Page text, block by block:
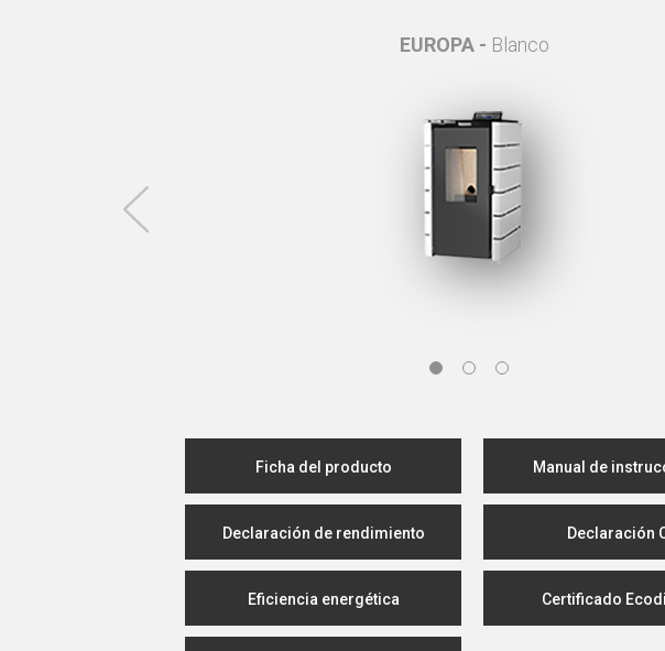
EUROPA - Blanco
Ficha del producto Manual de
Declaración de rendimiento Declaración
Eficiencia energética Certificado